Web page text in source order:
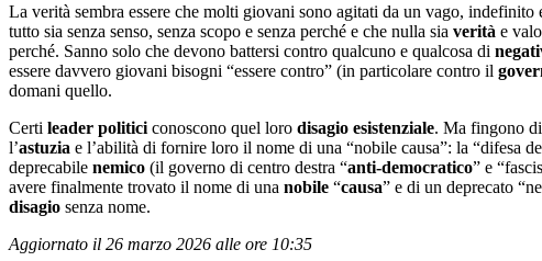
La verità sembra essere che molti giovani sono agitati da un vago, indefinito
tutto sia senza senso, senza scopo e senza perché e che nulla sia verità e
perché. Sanno solo che devono battersi contro qualcuno e qualcosa di
essere davvero giovani bisogni “essere contro” (in particolare contro il
domani quello.
Certi leader politici conoscono quel loro disagio esistenziale. Ma fingono
l’astuzia e l’abilità di fornire loro il nome di una “nobile causa”: la “difesa
deprecabile nemico (il governo di centro destra “anti-democratico” e
avere finalmente trovato il nome di una nobile “causa” e di un deprecato
disagio senza nome.
Aggiornato il 26 marzo 2026 alle ore 10:35